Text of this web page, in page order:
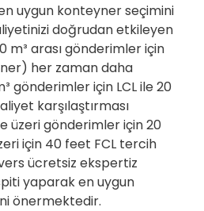
uygun konteyner seçimini
doğrudan etkileyen
m³ arası gönderimler için
her zaman daha
gönderimler için LCL ile 20
karşılaştırması
üzeri gönderimler için 20
için 40 feet FCL tercih
ücretsiz ekspertiz
yaparak en uygun
önermektedir.